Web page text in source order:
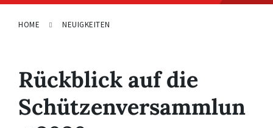
HOME NEUIGKEITEN
Rückblick auf die
Schützenversammlun